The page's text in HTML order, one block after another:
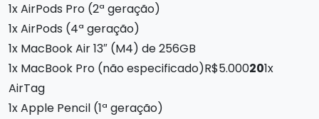
1x AirPods Pro (2ª geração)
1x AirPods (4ª geração)
1x MacBook Air 13″ (M4) de 256GB
1x MacBook Pro (não especificado)R$5.000201x
AirTag
1x Apple Pencil (1ª geração)